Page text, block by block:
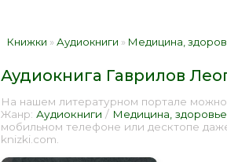
Книжки »Аудиокниги » Медицина,
Аудиокнига Гаврилов
На нашем литературном портале
Жанр: Аудиокниги / Медицина, здоровье
мобильном телефоне или десктопе
knizki.com.